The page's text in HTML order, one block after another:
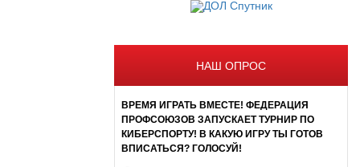
НАШ ОПРОС
ВРЕМЯ ИГРАТЬ ВМЕСТЕ! ФЕДЕРАЦИЯ
ПРОФСОЮЗОВ ЗАПУСКАЕТ ТУРНИР ПО
КИБЕРСПОРТУ! В КАКУЮ ИГРУ ТЫ ГОТОВ
ВПИСАТЬСЯ? ГОЛОСУЙ!